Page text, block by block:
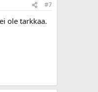
#7
ole tarkkaa.